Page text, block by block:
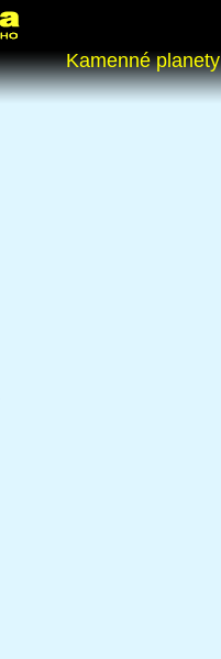
Kamenné planety